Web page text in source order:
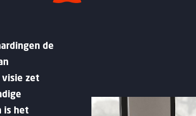
de
zet
is het